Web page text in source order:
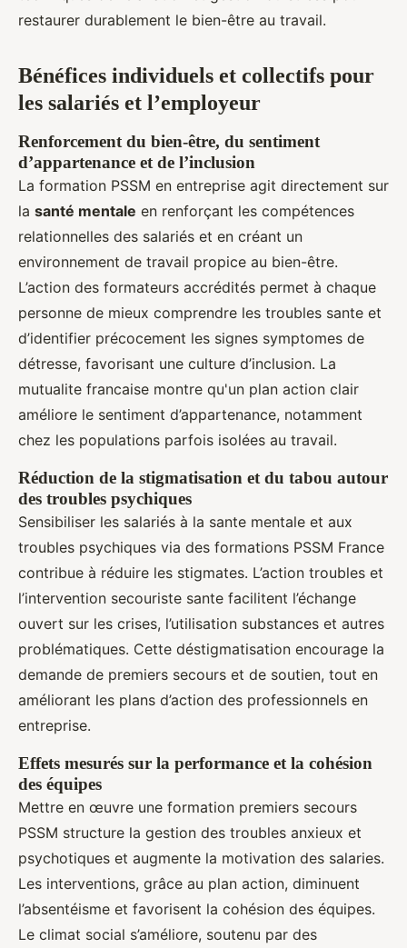
restaurer durablement le bien-être au travail.
Bénéfices individuels et collectifs pour
les salariés et l’employeur
Renforcement du bien-être, du sentiment
d’appartenance et de l’inclusion
La formation PSSM en entreprise agit directement sur
la santé mentale en renforçant les compétences
relationnelles des salariés et en créant un
environnement de travail propice au bien-être.
L’action des formateurs accrédités permet à chaque
personne de mieux comprendre les troubles sante et
d’identifier précocement les signes symptomes de
détresse, favorisant une culture d’inclusion. La
mutualite francaise montre qu'un plan action clair
améliore le sentiment d’appartenance, notamment
chez les populations parfois isolées au travail.
Réduction de la stigmatisation et du tabou autour
des troubles psychiques
Sensibiliser les salariés à la sante mentale et aux
troubles psychiques via des formations PSSM France
contribue à réduire les stigmates. L’action troubles et
l’intervention secouriste sante facilitent l’échange
ouvert sur les crises, l’utilisation substances et autres
problématiques. Cette déstigmatisation encourage la
demande de premiers secours et de soutien, tout en
améliorant les plans d’action des professionnels en
entreprise.
Effets mesurés sur la performance et la cohésion
des équipes
Mettre en œuvre une formation premiers secours
PSSM structure la gestion des troubles anxieux et
psychotiques et augmente la motivation des salaries.
Les interventions, grâce au plan action, diminuent
l’absentéisme et favorisent la cohésion des équipes.
Le climat social s’améliore, soutenu par des